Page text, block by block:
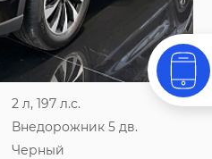
2 л, 197 л.с.
Внедорожник 5 дв.
Черный